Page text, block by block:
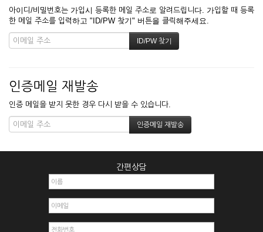
아이디/비밀번호는 가입시 등록한 메일 주소로 알려드립니다. 가입할 때 등록
한 메일 주소를 입력하고 "ID/PW 찾기" 버튼을 클릭해주세요.
인증메일 재발송
인증 메일을 받지 못한 경우 다시 받을 수 있습니다.
간편상담